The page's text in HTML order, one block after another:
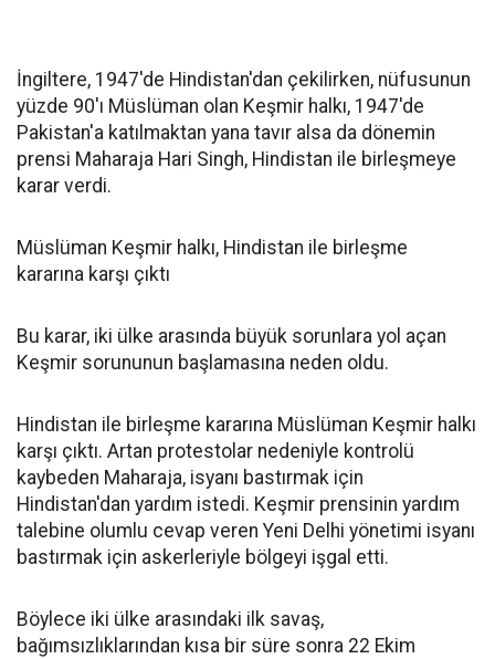
İngiltere, 1947'de Hindistan'dan çekilirken, nüfusunun
yüzde 90'ı Müslüman olan Keşmir halkı, 1947'de
Pakistan'a katılmaktan yana tavır alsa da dönemin
prensi Maharaja Hari Singh, Hindistan ile birleşmeye
karar verdi.
Müslüman Keşmir halkı, Hindistan ile birleşme
kararına karşı çıktı
Bu karar, iki ülke arasında büyük sorunlara yol açan
Keşmir sorununun başlamasına neden oldu.
Hindistan ile birleşme kararına Müslüman Keşmir halkı
karşı çıktı. Artan protestolar nedeniyle kontrolü
kaybeden Maharaja, isyanı bastırmak için
Hindistan'dan yardım istedi. Keşmir prensinin yardım
talebine olumlu cevap veren Yeni Delhi yönetimi isyanı
bastırmak için askerleriyle bölgeyi işgal etti.
Böylece iki ülke arasındaki ilk savaş,
bağımsızlıklarından kısa bir süre sonra 22 Ekim